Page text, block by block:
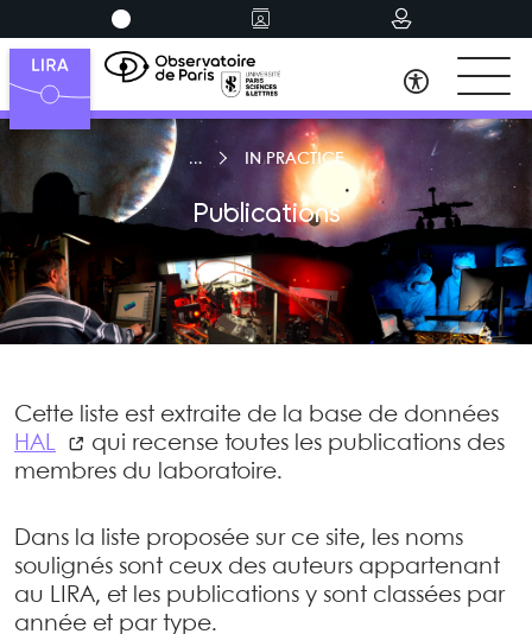
IN PRACTICE
Publications
Cette liste est extraite de la base de données
HAL
qui recense toutes les publications des
membres du laboratoire.
Dans la liste proposée sur ce site, les noms
soulignés sont ceux des auteurs appartenant
au LIRA, et les publications y sont classées par
année et par type.